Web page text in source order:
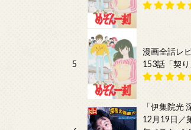
5
漫画全話レ
153話「契り
「伊集院光
12月19日／